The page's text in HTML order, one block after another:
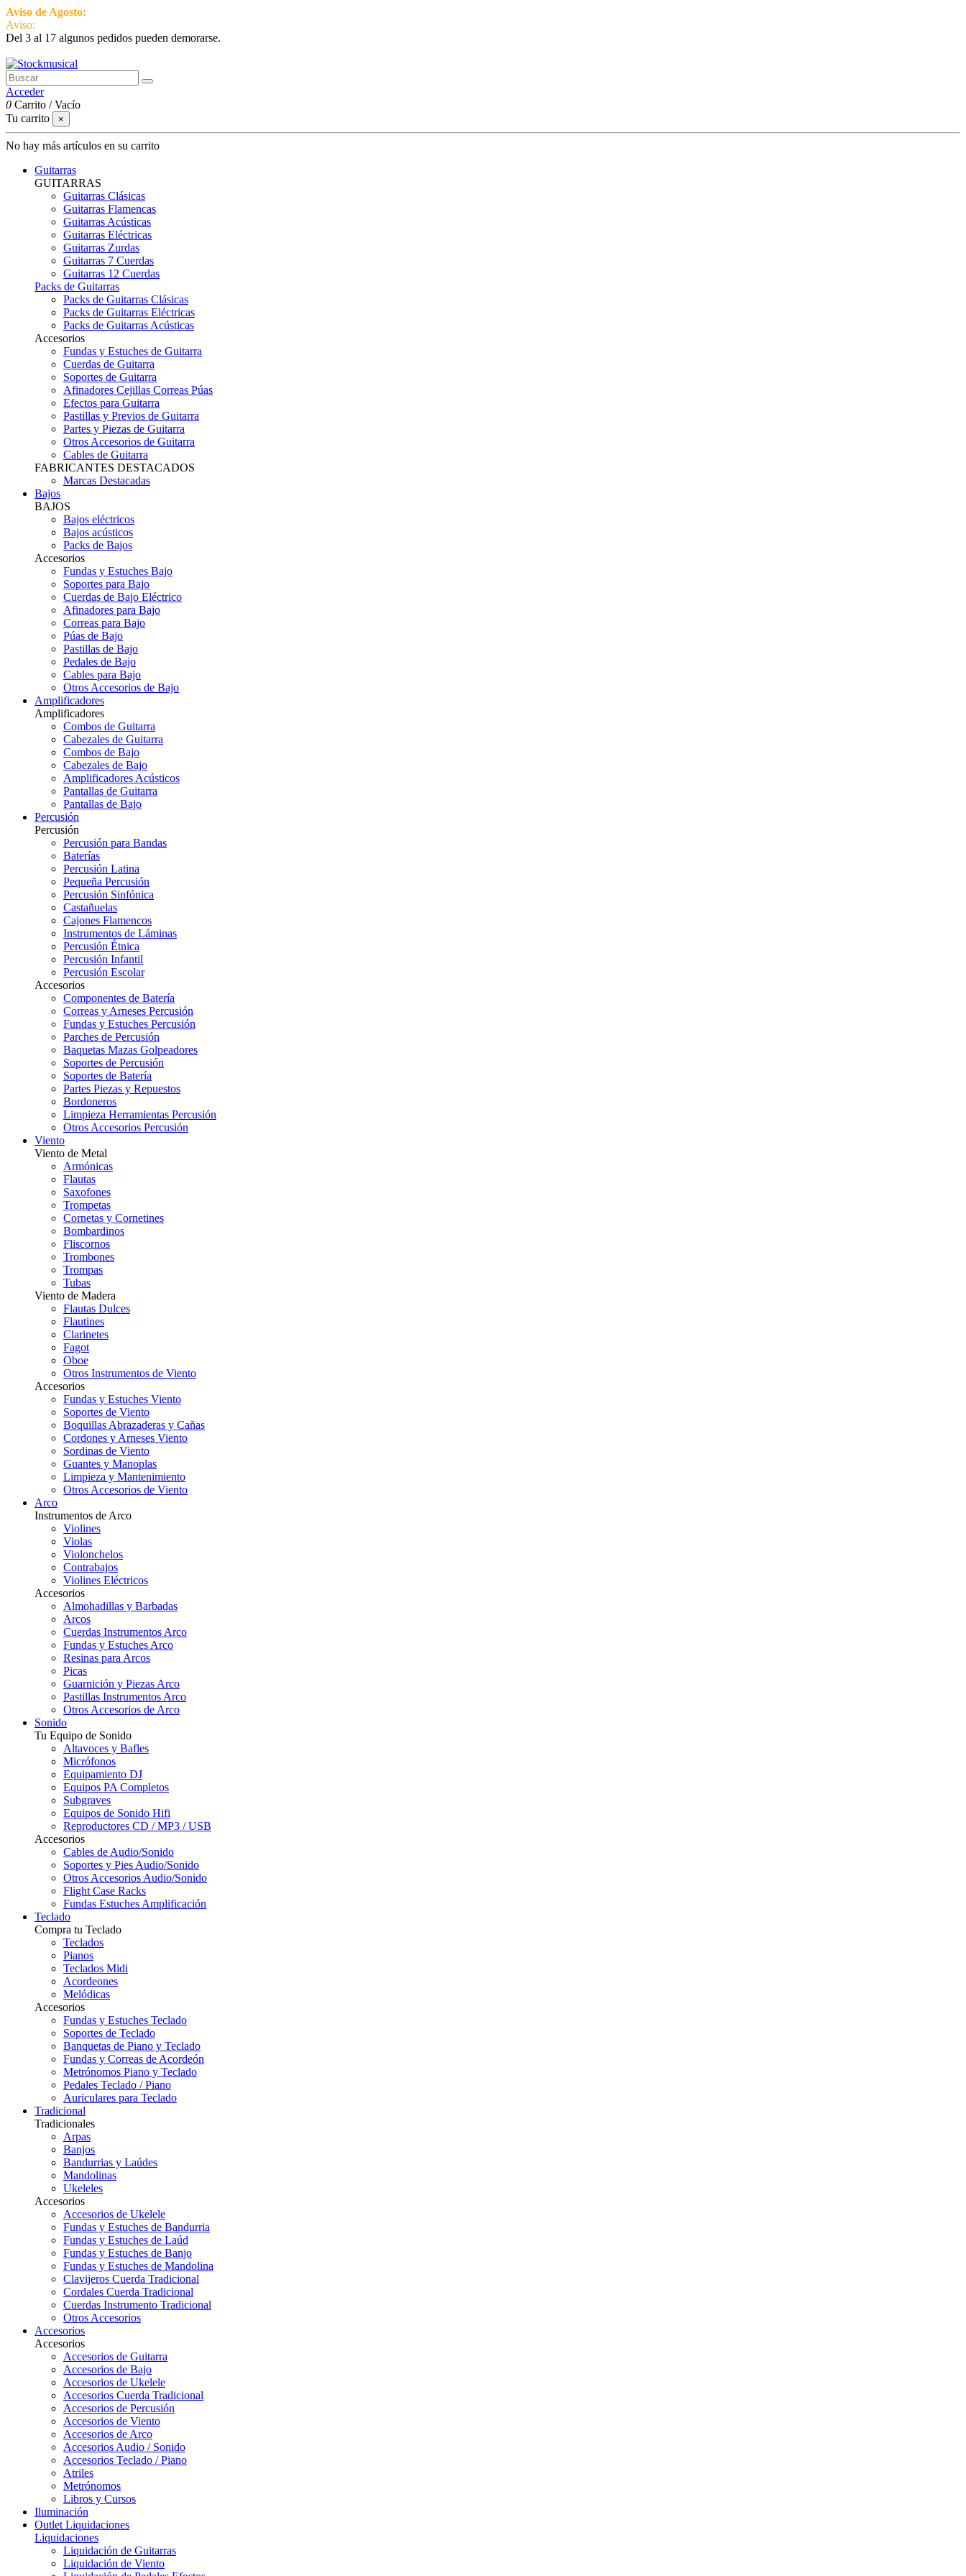
Aviso de Agosto:
Aviso:
Del 3 al 17 algunos pedidos pueden demorarse.
Acceder
0 Carrito /Vacío
Tu carrito
×
No hay más artículos en su carrito
Guitarras
GUITARRAS
Guitarras Clásicas
Guitarras Flamencas
Guitarras Acústicas
Guitarras Eléctricas
Guitarras Zurdas
Guitarras 7 Cuerdas
Guitarras 12 Cuerdas
Packs de Guitarras
Packs de Guitarras Clásicas
Packs de Guitarras Eléctricas
Packs de Guitarras Acústicas
Accesorios
Fundas y Estuches de Guitarra
Cuerdas de Guitarra
Soportes de Guitarra
Afinadores Cejillas Correas Púas
Efectos para Guitarra
Pastillas y Previos de Guitarra
Partes y Piezas de Guitarra
Otros Accesorios de Guitarra
Cables de Guitarra
FABRICANTES DESTACADOS
Marcas Destacadas
Bajos
BAJOS
Bajos eléctricos
Bajos acústicos
Packs de Bajos
Accesorios
Fundas y Estuches Bajo
Soportes para Bajo
Cuerdas de Bajo Eléctrico
Afinadores para Bajo
Correas para Bajo
Púas de Bajo
Pastillas de Bajo
Pedales de Bajo
Cables para Bajo
Otros Accesorios de Bajo
Amplificadores
Amplificadores
Combos de Guitarra
Cabezales de Guitarra
Combos de Bajo
Cabezales de Bajo
Amplificadores Acústicos
Pantallas de Guitarra
Pantallas de Bajo
Percusión
Percusión
Percusión para Bandas
Baterías
Percusión Latina
Pequeña Percusión
Percusión Sinfónica
Castañuelas
Cajones Flamencos
Instrumentos de Láminas
Percusión Étnica
Percusión Infantil
Percusión Escolar
Accesorios
Componentes de Batería
Correas y Arneses Percusión
Fundas y Estuches Percusión
Parches de Percusión
Baquetas Mazas Golpeadores
Soportes de Percusión
Soportes de Batería
Partes Piezas y Repuestos
Bordoneros
Limpieza Herramientas Percusión
Otros Accesorios Percusión
Viento
Viento de Metal
Armónicas
Flautas
Saxofones
Trompetas
Cornetas y Cornetines
Bombardinos
Fliscornos
Trombones
Trompas
Tubas
Viento de Madera
Flautas Dulces
Flautines
Clarinetes
Fagot
Oboe
Otros Instrumentos de Viento
Accesorios
Fundas y Estuches Viento
Soportes de Viento
Boquillas Abrazaderas y Cañas
Cordones y Arneses Viento
Sordinas de Viento
Guantes y Manoplas
Limpieza y Mantenimiento
Otros Accesorios de Viento
Arco
Instrumentos de Arco
Violines
Violas
Violonchelos
Contrabajos
Violines Eléctricos
Accesorios
Almohadillas y Barbadas
Arcos
Cuerdas Instrumentos Arco
Fundas y Estuches Arco
Resinas para Arcos
Picas
Guarnición y Piezas Arco
Pastillas Instrumentos Arco
Otros Accesorios de Arco
Sonido
Tu Equipo de Sonido
Altavoces y Bafles
Micrófonos
Equipamiento DJ
Equipos PA Completos
Subgraves
Equipos de Sonido Hifi
Reproductores CD / MP3 / USB
Accesorios
Cables de Audio/Sonido
Soportes y Pies Audio/Sonido
Otros Accesorios Audio/Sonido
Flight Case Racks
Fundas Estuches Amplificación
Teclado
Compra tu Teclado
Teclados
Pianos
Teclados Midi
Acordeones
Melódicas
Accesorios
Fundas y Estuches Teclado
Soportes de Teclado
Banquetas de Piano y Teclado
Fundas y Correas de Acordeón
Metrónomos Piano y Teclado
Pedales Teclado / Piano
Auriculares para Teclado
Tradicional
Tradicionales
Arpas
Banjos
Bandurrias y Laúdes
Mandolinas
Ukeleles
Accesorios
Accesorios de Ukelele
Fundas y Estuches de Bandurria
Fundas y Estuches de Laúd
Fundas y Estuches de Banjo
Fundas y Estuches de Mandolina
Clavijeros Cuerda Tradicional
Cordales Cuerda Tradicional
Cuerdas Instrumento Tradicional
Otros Accesorios
Accesorios
Accesorios
Accesorios de Guitarra
Accesorios de Bajo
Accesorios de Ukelele
Accesorios Cuerda Tradicional
Accesorios de Percusión
Accesorios de Viento
Accesorios de Arco
Accesorios Audio / Sonido
Accesorios Teclado / Piano
Atriles
Metrónomos
Libros y Cursos
Iluminación
Outlet Liquidaciones
Liquidaciones
Liquidación de Guitarras
Liquidación de Viento